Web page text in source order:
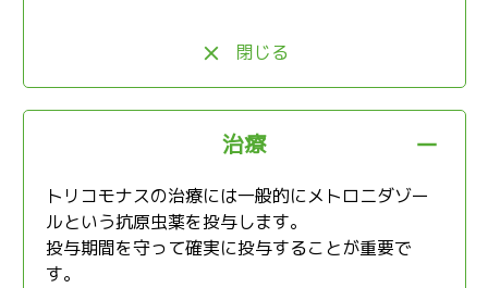
閉じる
治療
トリコモナスの治療には一般的にメトロニダゾー
ルという抗原虫薬を投与します。
投与期間を守って確実に投与することが重要で
す。